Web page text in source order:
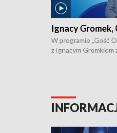
Ignacy Gromek,
W programie „Gość
z Ignacym Gromkiem